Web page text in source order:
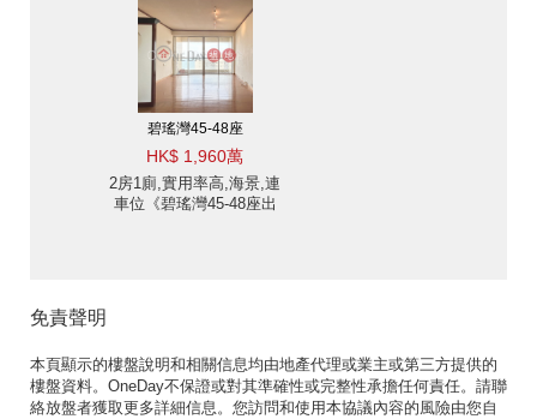
碧瑤灣45-48座
HK$ 1,960萬
2房1廁,實用率高,海景,連
車位《碧瑤灣45-48座出
免責聲明
本頁顯示的樓盤說明和相關信息均由地產代理或業主或第三方提供的
樓盤資料。OneDay不保證或對其準確性或完整性承擔任何責任。請聯
絡放盤者獲取更多詳細信息。您訪問和使用本協議內容的風險由您自